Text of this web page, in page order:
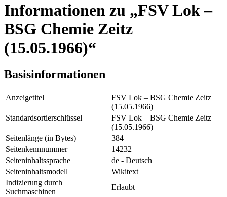
Informationen zu „FSV Lok –
BSG Chemie Zeitz
(15.05.1966)“
Basisinformationen
Anzeigetitel
FSV Lok – BSG Chemie Zeitz
(15.05.1966)
Standardsortierschlüssel
FSV Lok – BSG Chemie Zeitz
(15.05.1966)
Seitenlänge (in Bytes)
384
Seitenkennnummer
14232
Seiteninhaltssprache
de - Deutsch
Seiteninhaltsmodell
Wikitext
Indizierung durch
Suchmaschinen
Erlaubt